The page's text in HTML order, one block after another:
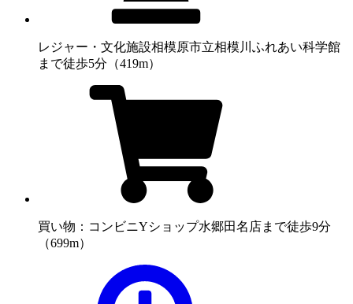
レジャー・文化施設相模原市立相模川ふれあい科学館
まで徒歩5分（419m）
買い物：コンビニYショップ水郷田名店まで徒歩9分
（699m）